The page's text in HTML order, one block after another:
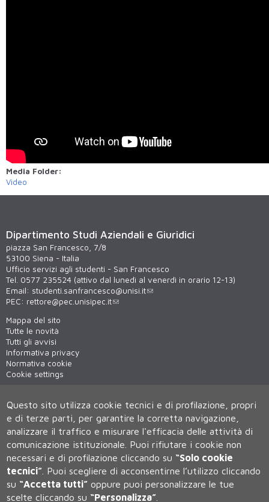
Media Folder:
Video
Dipartimento Studi Aziendali e Giuridici
piazza San Francesco, 7/8
53100 Siena - Italia
Ufficio servizi agli studenti - San Francesco
Tel. 0577 235524 (attivo dal lunedì al venerdì in orario 12-13)
Email: studenti.sanfrancesco@unisi.it
PEC: rettore@pec.unisipec.it
Mappa del sito
Tutte le novità
Tutti gli avvisi
Informativa privacy
Normativa cookie
Cookie settings
WiFi - unisiWireless
Questo sito utilizza cookie tecnici e di profilazione, propri
e di terze parti, per garantire la corretta navigazione,
analizzare il traffico e misurare l'efficacia delle attività di
comunicazione istituzionale. Puoi rifiutare i cookie non
necessari e di profilazione cliccando su “Solo cookie
tecnici” Puoi scegliere di acconsentirne l’utilizzo cliccando
su “Accetta tutti” oppure puoi personalizzare le tue
scelte cliccando su “Personalizza”